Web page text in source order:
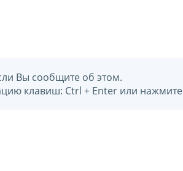
Вы сообщите об этом.
клавиш: Ctrl + Enter или нажмите